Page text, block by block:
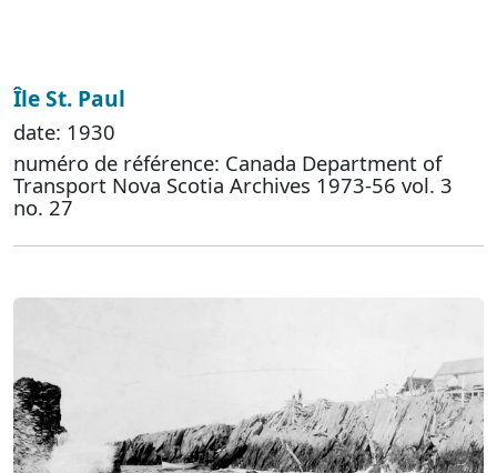
Île St. Paul
date: 1930
numéro de référence: Canada Department of
Transport Nova Scotia Archives 1973-56 vol. 3
no. 27